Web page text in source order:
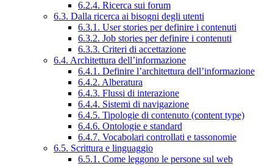
6.2.4. Ricerca sui forum
6.3. Dalla ricerca ai bisogni degli utenti
6.3.1. User stories per definire i contenuti
6.3.2. Job stories per definire i contenuti
6.3.3. Criteri di accettazione
6.4. Architettura dell’informazione
6.4.1. Definire l’architettura dell’informazione
6.4.2. Alberatura
6.4.3. Flussi di interazione
6.4.4. Sistemi di navigazione
6.4.5. Tipologie di contenuto (content type)
6.4.6. Ontologie e standard
6.4.7. Vocabolari controllati e tassonomie
6.5. Scrittura e linguaggio
6.5.1. Come leggono le persone sul web